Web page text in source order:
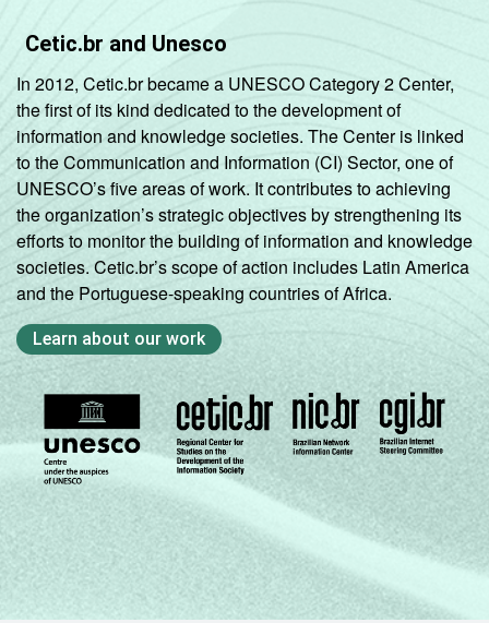
Cetic.br and Unesco
In 2012, Cetic.br became a UNESCO Category 2 Center,
the first of its kind dedicated to the development of
information and knowledge societies. The Center is linked
to the Communication and Information (CI) Sector, one of
UNESCO’s five areas of work. It contributes to achieving
the organization’s strategic objectives by strengthening its
efforts to monitor the building of information and knowledge
societies. Cetic.br’s scope of action includes Latin America
and the Portuguese-speaking countries of Africa.
Learn about our work